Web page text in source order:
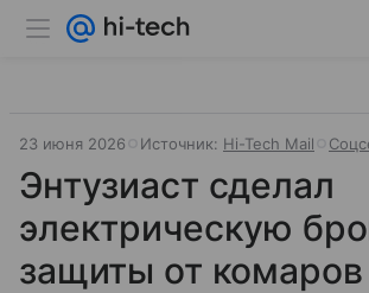
23 июня 2026 Источник: Hi-Tech Mail
Энтузиаст сделал
электрическую
защиты от комаров